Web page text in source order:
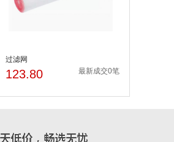
过滤网
123.80 最新成交0笔